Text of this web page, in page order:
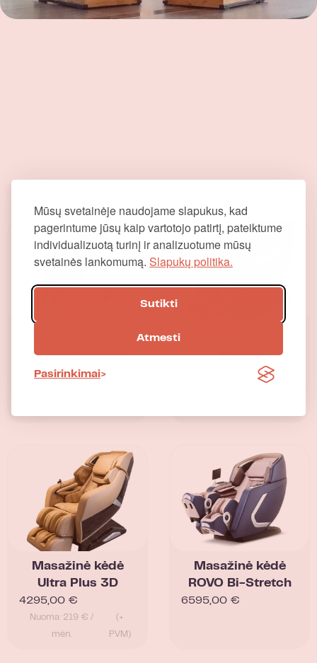
Mūsų svetainėje naudojame slapukus, kad
pagerintume jūsų kaip vartotojo patirtį, pateiktume
individualizuotą turinį ir analizuotume mūsų
svetainės lankomumą. Slapukų politika.
Sutikti
Atmesti
Pasirinkimai
Panašūs produktai
Gusto Vending
5995,00€
Living
Masažinė kėdė
Ultra Plus 3D
4295,00 €
Nuoma: 219 € /
mėn.
(+
PVM)
Masažinė kėdė
ROVO Bi-Stretch
6595,00 €